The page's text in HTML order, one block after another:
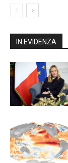
IN EVIDENZA